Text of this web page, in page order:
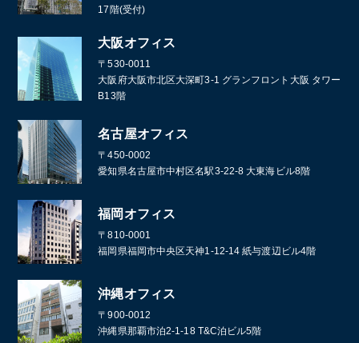
17階(受付)
大阪オフィス
〒530-0011
大阪府大阪市北区大深町3-1 グランフロント大阪 タワー
B13階
名古屋オフィス
〒450-0002
愛知県名古屋市中村区名駅3-22-8 大東海ビル8階
福岡オフィス
〒810-0001
福岡県福岡市中央区天神1-12-14 紙与渡辺ビル4階
沖縄オフィス
〒900-0012
沖縄県那覇市泊2-1-18 T&C泊ビル5階